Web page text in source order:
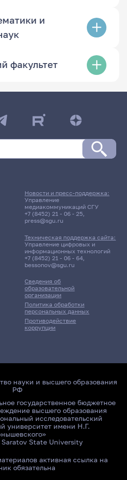
и
факультет
Сведения об
образовательной
организации
Политика обработки
персональных данных
Противодействие
коррупции
Новости и пресс-поддержка:
Управление
медиакоммуникаций СГУ
+7 (8452) 21 - 06 - 25,
press@sgu.ru
Техническая поддержка сайта:
Управление цифровых и
информационных технологий
+7 (8452) 21 - 06 - 64,
bessonov@sgu.ru
науки и высшего образования
РФ
государственное бюджетное
высшего образования
исследовательский
университет имени Н.Г.
Saratov State University
активная ссылка на
обязательна